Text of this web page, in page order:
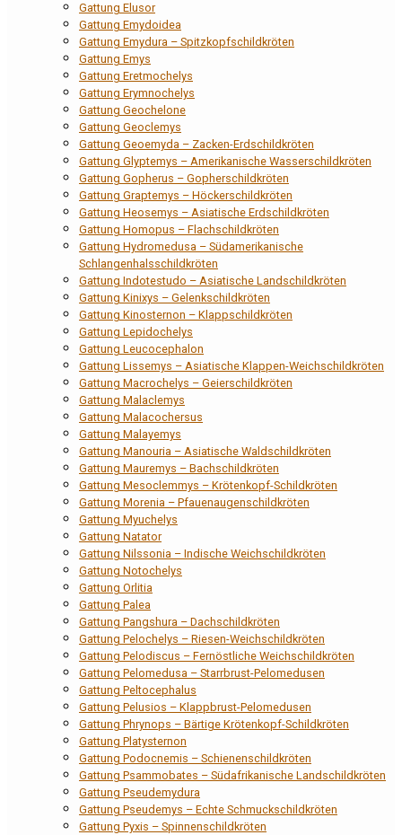
Gattung Elusor
Gattung Emydoidea
Gattung Emydura – Spitzkopfschildkröten
Gattung Emys
Gattung Eretmochelys
Gattung Erymnochelys
Gattung Geochelone
Gattung Geoclemys
Gattung Geoemyda – Zacken-Erdschildkröten
Gattung Glyptemys – Amerikanische Wasserschildkröten
Gattung Gopherus – Gopherschildkröten
Gattung Graptemys – Höckerschildkröten
Gattung Heosemys – Asiatische Erdschildkröten
Gattung Homopus – Flachschildkröten
Gattung Hydromedusa – Südamerikanische
Schlangenhalsschildkröten
Gattung Indotestudo – Asiatische Landschildkröten
Gattung Kinixys – Gelenkschildkröten
Gattung Kinosternon – Klappschildkröten
Gattung Lepidochelys
Gattung Leucocephalon
Gattung Lissemys – Asiatische Klappen-Weichschildkröten
Gattung Macrochelys – Geierschildkröten
Gattung Malaclemys
Gattung Malacochersus
Gattung Malayemys
Gattung Manouria – Asiatische Waldschildkröten
Gattung Mauremys – Bachschildkröten
Gattung Mesoclemmys – Krötenkopf-Schildkröten
Gattung Morenia – Pfauenaugenschildkröten
Gattung Myuchelys
Gattung Natator
Gattung Nilssonia – Indische Weichschildkröten
Gattung Notochelys
Gattung Orlitia
Gattung Palea
Gattung Pangshura – Dachschildkröten
Gattung Pelochelys – Riesen-Weichschildkröten
Gattung Pelodiscus – Fernöstliche Weichschildkröten
Gattung Pelomedusa – Starrbrust-Pelomedusen
Gattung Peltocephalus
Gattung Pelusios – Klappbrust-Pelomedusen
Gattung Phrynops – Bärtige Krötenkopf-Schildkröten
Gattung Platysternon
Gattung Podocnemis – Schienenschildkröten
Gattung Psammobates – Südafrikanische Landschildkröten
Gattung Pseudemydura
Gattung Pseudemys – Echte Schmuckschildkröten
Gattung Pyxis – Spinnenschildkröten